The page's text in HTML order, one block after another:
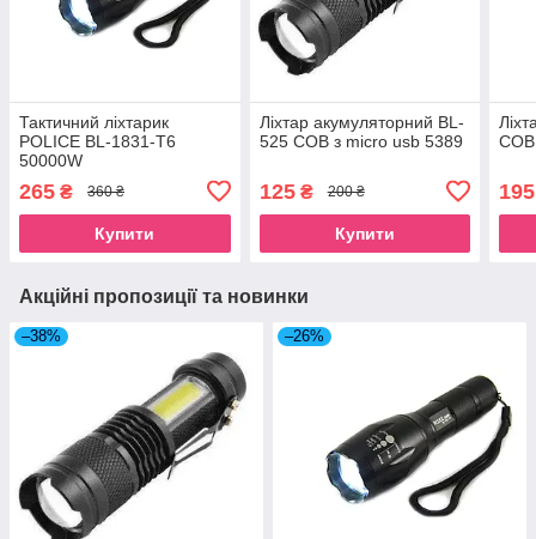
Тактичний ліхтарик
POLICE BL-1831-T6
50000W
265 ₴ 360 ₴
Купити
Ліхтар акумуляторний BL-
525 COB з micro usb 5389
125₴ 200 ₴
Купити
195
Акційні пропозиції та новинки
–38% –26%